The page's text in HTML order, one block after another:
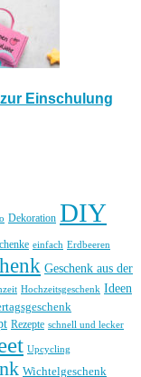
Einschulung
Dekoration DIY
einfach Erdbeeren
Geschenk aus der
Hochzeitsgeschenk Ideen
Rezepte schnell und lecker
Upcycling
Wichtelgeschenk